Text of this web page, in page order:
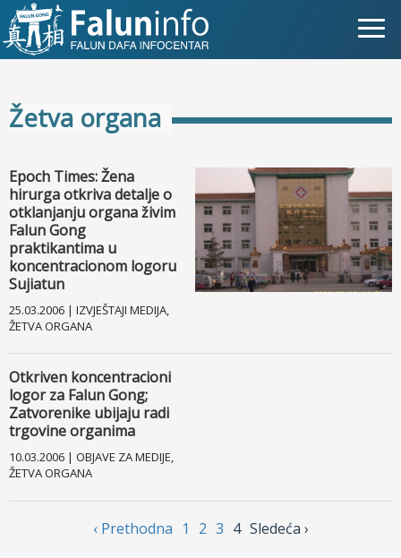
Zašto progon?
Objave za medije
Lična iskustva
Najnovije vesti
Žetva organa
Epoch Times: Žena
hirurga otkriva detalje o
otklanjanju organa živim
Falun Gong
praktikantima u
koncentracionom logoru
Sujiatun
25.03.2006 | IZVJEŠTAJI MEDIJA,
ŽETVA ORGANA
Otkriven koncentracioni
logor za Falun Gong;
Zatvorenike ubijaju radi
trgovine organima
10.03.2006 | OBJAVE ZA MEDIJE,
ŽETVA ORGANA
‹ Prethodnа 1 2 3 4 Sledećа ›